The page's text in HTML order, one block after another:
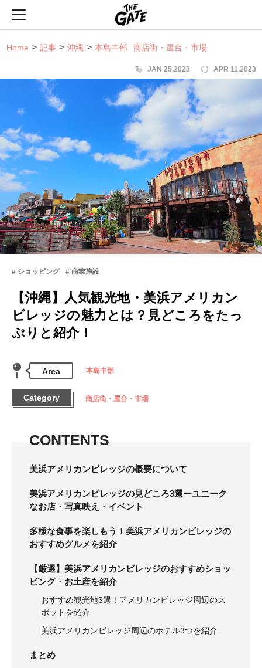
Home 記事 沖縄 本島中部 商店街・屋台・市場
JAN 25.2023 APR 11.2023
ショッピング 商業施設
【沖縄】人気観光地・美浜アメリカン
ビレッジの魅力とは？見どころをたっ
ぷりと紹介！
Area 本島中部
Category 商店街・屋台・市場
CONTENTS
美浜アメリカンビレッジの概要について
美浜アメリカンビレッジの見どころ3選ーユニーク
なお店・写真映え・イベント
多様な食事を楽しもう！美浜アメリカンビレッジの
おすすめグルメを紹介
【厳選】美浜アメリカンビレッジのおすすめショッ
ピング・お土産を紹介
おすすめ観光地3選！アメリカンビレッジ周辺のス
ポットを紹介
美浜アメリカンビレッジ周辺のホテル3つを紹介
まとめ